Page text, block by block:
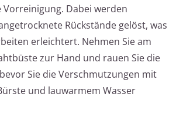
Dabei werden
Rückstände gelöst, was
erleichtert. Nehmen Sie am
zur Hand und rauen Sie die
Sie die Verschmutzungen mit
und lauwarmem Wasser